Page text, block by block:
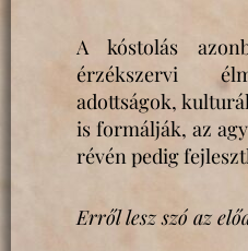
A kóstolás
érzékszervi
adottságok,
is formálják, az
révén pedig
Erről lesz szó az